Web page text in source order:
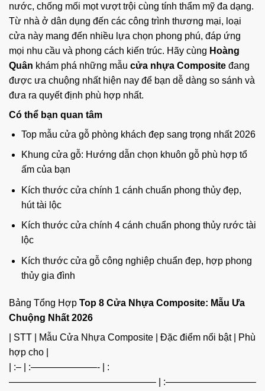
nước, chống mối mọt vượt trội cùng tính thẩm mỹ đa dạng.
Từ nhà ở dân dụng đến các công trình thương mại, loại
cửa này mang đến nhiều lựa chọn phong phú, đáp ứng
mọi nhu cầu và phong cách kiến trúc. Hãy cùng Hoàng
Quân khám phá những mẫu cửa nhựa Composite đang
được ưa chuộng nhất hiện nay để bạn dễ dàng so sánh và
đưa ra quyết định phù hợp nhất.
Có thể bạn quan tâm
Top mẫu cửa gỗ phòng khách đẹp sang trọng nhất 2026
Khung cửa gỗ: Hướng dẫn chọn khuôn gỗ phù hợp tổ
ấm của bạn
Kích thước cửa chính 1 cánh chuẩn phong thủy đẹp,
hút tài lộc
Kích thước cửa chính 4 cánh chuẩn phong thủy rước tài
lộc
Kích thước cửa gỗ công nghiệp chuẩn đẹp, hợp phong
thủy gia đình
Bảng Tổng Hợp Top 8 Cửa Nhựa Composite: Mẫu Ưa
Chuộng Nhất 2026
| STT | Mẫu Cửa Nhựa Composite | Đặc điểm nổi bật | Phù
hợp cho |
| :– | :———————- | :
———————————————– | :—————————–